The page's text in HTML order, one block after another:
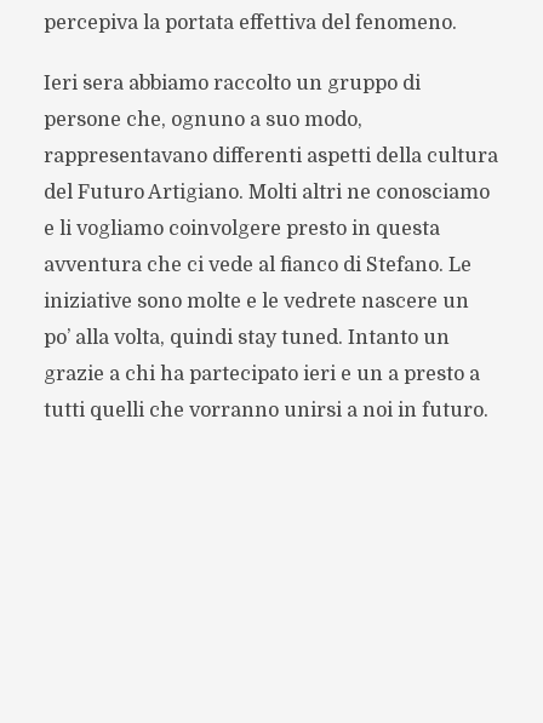
percepiva la portata effettiva del fenomeno.
Ieri sera abbiamo raccolto un gruppo di
persone che, ognuno a suo modo,
rappresentavano differenti aspetti della cultura
del Futuro Artigiano. Molti altri ne conosciamo
e li vogliamo coinvolgere presto in questa
avventura che ci vede al fianco di Stefano. Le
iniziative sono molte e le vedrete nascere un
po’ alla volta, quindi stay tuned. Intanto un
grazie a chi ha partecipato ieri e un a presto a
tutti quelli che vorranno unirsi a noi in futuro.